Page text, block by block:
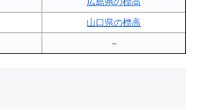
山口県の標高
–